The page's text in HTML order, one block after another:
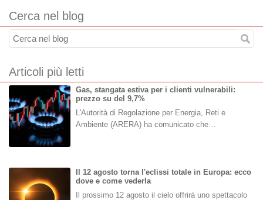
Cerca nel blog
Articoli più letti
Gas, stangata estiva per i clienti vulnerabili:
prezzo su del 9,7%
L'Autorità di Regolazione per Energia, Reti e
Ambiente (ARERA) ha comunicato che…
Il 12 agosto torna l'eclissi totale in Europa: ecco
dove e come vederla
Il prossimo 12 agosto il cielo offrirà uno spettacolo